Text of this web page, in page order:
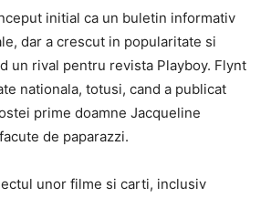
initial ca un buletin informativ
dar a crescut in popularitate si
un rival pentru revista Playboy. Flynt
nationala, totusi, cand a publicat
prime doamne Jacqueline
de paparazzi.
unor filme si carti, inclusiv